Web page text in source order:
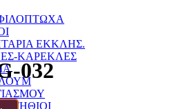
ΕΚΚΛΗΣ.
ΚΑΡΕΚΛΕΣ
032